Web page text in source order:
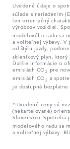
Uvedené údaje o
súlade s nariadením
len orientačný
výrobcov vozidiel.
modelového radu sa
a voliteľnej výbavy. V
od štýlu jazdy,
skleníkový plyn, ktorý
Ďalšie informácie o
emisiách CO2 pre
emisiách CO2 a
je dostupná
^Uvedené ceny sú
(nekartelované)
Slovensko). Spotreba
modelového radu sa
a voliteľnej výbavy.